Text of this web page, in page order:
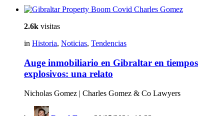
2.6k visitas
in Historia, Noticias, Tendencias
Auge inmobiliario en Gibraltar en tiempos
explosivos: una relato
Nicholas Gomez | Charles Gomez & Co Lawyers